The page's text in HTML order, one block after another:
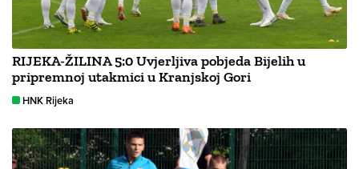
RIJEKA-ŽILINA 5:0 Uvjerljiva pobjeda Bijelih u
pripremnoj utakmici u Kranjskoj Gori
HNK Rijeka